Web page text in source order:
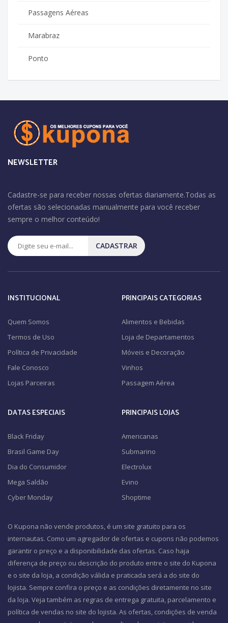
Passagens Aéreas
Marabraz
Ponto
NEWSLETTER
Cadastre-se para receber nossas ofertas diariamente.Todas as
ofertas são selecionadas manualmente para você receber
sempre o melhor conteúdo!
CADASTRAR
INSTITUCIONAL
Quem Somos
Termos de Uso
Política de Privacidade
Fale Conosco
Lojas Parceiras
PRINCIPAIS CATEGORIAS
Alimentos e Bebidas
Loja de Departamentos
Móveis e Decoração
Vinhos
Passagem Aérea
DATAS ESPECIAIS
Black Friday
Brasil Game Day
Dia do Consumidor
Mega Saldão
Cyber Monday
PRINCIPAIS LOJAS
Americanas
Submarino
Electrolux
Evino
Shoptime
O Kupona não vende produtos, é um site gratuito para os
internautas. Como um agregador de ofertas e cupons não podemos
garantir o preço e a disponibilidade das ofertas. Caso haja
diferença de preço ou descrição do produto entre o site do Kupona
e o site da loja, a condição válida e praticada será a do site do
lojista. Sempre confira o preço e as condições diretamente no site
da loja. Veja também as regras de entrega gratuita, parcelamento e
política de vendas no site do lojista. As ofertas, condições de venda